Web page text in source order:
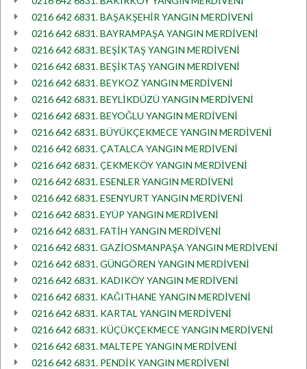
0216 642 6831. BAŞAKŞEHİR YANGIN MERDİVENİ
0216 642 6831. BAYRAMPAŞA YANGIN MERDİVENİ
0216 642 6831. BEŞİKTAŞ YANGIN MERDİVENİ
0216 642 6831. BEŞİKTAŞ YANGIN MERDİVENİ
0216 642 6831. BEYKOZ YANGIN MERDİVENİ
0216 642 6831. BEYLİKDÜZÜ YANGIN MERDİVENİ
0216 642 6831. BEYOĞLU YANGIN MERDİVENİ
0216 642 6831. BÜYÜKÇEKMECE YANGIN MERDİVENİ
0216 642 6831. ÇATALCA YANGIN MERDİVENİ
0216 642 6831. ÇEKMEKÖY YANGIN MERDİVENİ
0216 642 6831. ESENLER YANGIN MERDİVENİ
0216 642 6831. ESENYURT YANGIN MERDİVENİ
0216 642 6831. EYÜP YANGIN MERDİVENİ
0216 642 6831. FATİH YANGIN MERDİVENİ
0216 642 6831. GAZİOSMANPAŞA YANGIN MERDİVENİ
0216 642 6831. GÜNGÖREN YANGIN MERDİVENİ
0216 642 6831. KADIKÖY YANGIN MERDİVENİ
0216 642 6831. KAĞITHANE YANGIN MERDİVENİ
0216 642 6831. KARTAL YANGIN MERDİVENİ
0216 642 6831. KÜÇÜKÇEKMECE YANGIN MERDİVENİ
0216 642 6831. MALTEPE YANGIN MERDİVENİ
0216 642 6831. PENDİK YANGIN MERDİVENİ